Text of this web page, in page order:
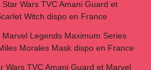
Wars TVC Amani Guard et
Witch dispo en France
Legends Maximum Series
Morales Mask dispo en France
Wars TVC Amani Guard et Marvel